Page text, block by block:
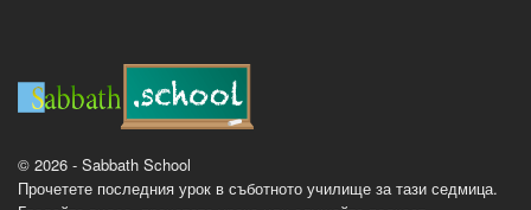
© 2026 - Sabbath School
Прочетете последния урок в съботното училище за тази седмица.